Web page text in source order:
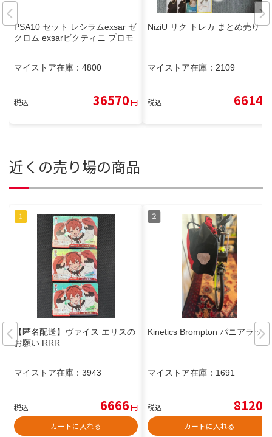
PSA10 セット レシラムexsar ゼ
クロム exsarビクティニ プロモ
マイストア在庫： 4800
税込 36570円
NiziU リク トレカ まとめ売り
マイストア在庫： 2109
税込 6614
近くの売り場の商品
【匿名配送】ヴァイス エリスの
お願い RRR
マイストア在庫： 3943
税込 6666円
カートに入れる
Kinetics Brompton パニアラック
マイストア在庫： 1691
税込 8120
カートに入れる